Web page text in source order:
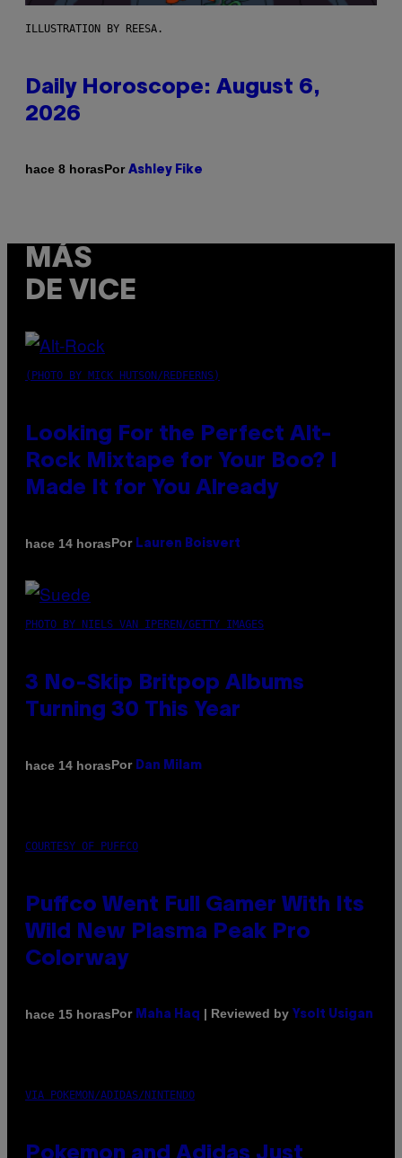
ILLUSTRATION BY REESA.
Daily Horoscope: August 6,
2026
hace 8 horasPor Ashley Fike
MÁS
DE VICE
(PHOTO BY MICK HUTSON/REDFERNS)
Looking For the Perfect Alt-
Rock Mixtape for Your Boo? I
Made It for You Already
hace 14 horasPor Lauren Boisvert
PHOTO BY NIELS VAN IPEREN/GETTY IMAGES
3 No-Skip Britpop Albums
Turning 30 This Year
hace 14 horasPor Dan Milam
COURTESY OF PUFFCO
Puffco Went Full Gamer With Its
Wild New Plasma Peak Pro
Colorway
hace 15 horasPor Maha Haq | Reviewed by Ysolt Usigan
VIA POKEMON/ADIDAS/NINTENDO